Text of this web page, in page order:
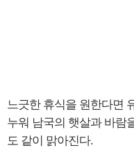
느긋한 휴식을 원한다면
누워 남국의 햇살과 바람
도 같이 맑아진다.